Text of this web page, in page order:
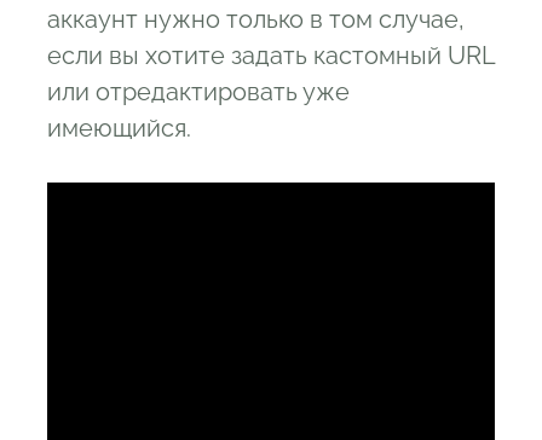
аккаунт нужно только в том случае,
если вы хотите задать кастомный URL
или отредактировать уже
имеющийся.